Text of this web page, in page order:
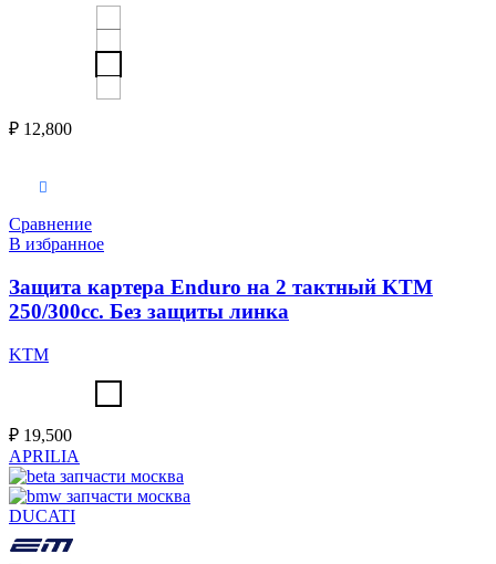
₽ 12,800
Сравнение
В избранное
Защита картера Enduro на 2 тактный KTM
250/300cc. Без защиты линка
KTM
₽ 19,500
APRILIA
DUCATI